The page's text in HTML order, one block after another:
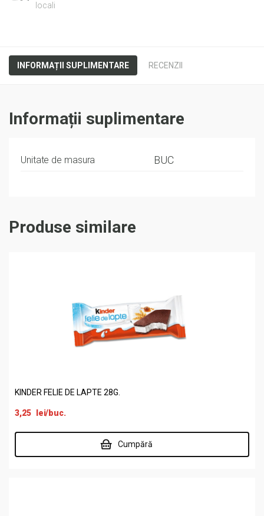
locali
INFORMAȚII SUPLIMENTARE RECENZII
Informații suplimentare
Unitate de masura BUC
Produse similare
KINDER FELIE DE LAPTE 28G.
3,25 lei/buc.
Cumpără